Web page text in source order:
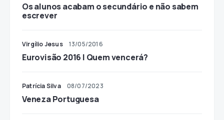
Os alunos acabam o secundário e não sabem
escrever
Virgílio Jesus 13/05/2016
Eurovisão 2016 | Quem vencerá?
Patrícia Silva 08/07/2023
Veneza Portuguesa